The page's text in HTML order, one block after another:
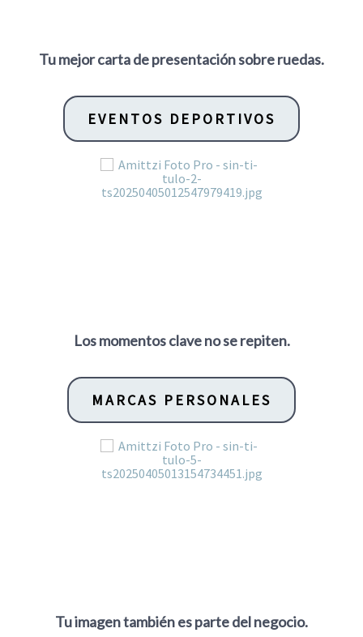
Tu mejor carta de presentación sobre ruedas.
EVENTOS DEPORTIVOS
Los momentos clave no se repiten.
MARCAS PERSONALES
Tu imagen también es parte del negocio.